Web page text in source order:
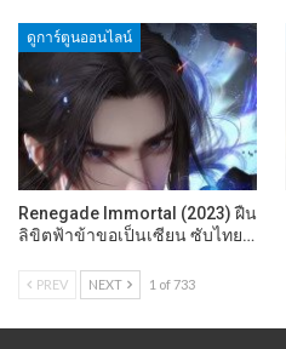
ดูการ์ตูนออนไลน์
Renegade Immortal (2023) ฝืน
ลิขิตฟ้าข้าขอเป็นเซียน ซับไทย…
PREV NEXT 1 of 733